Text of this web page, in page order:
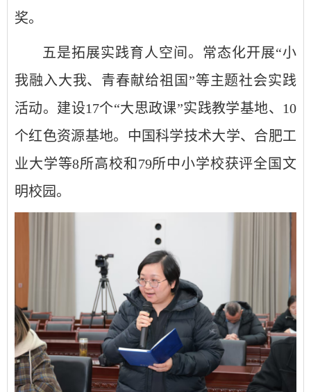
奖。
五是拓展实践育人空间。常态化开展“小
我融入大我、青春献给祖国”等主题社会实践
活动。建设17个“大思政课”实践教学基地、10
个红色资源基地。中国科学技术大学、合肥工
业大学等8所高校和79所中小学校获评全国文
明校园。